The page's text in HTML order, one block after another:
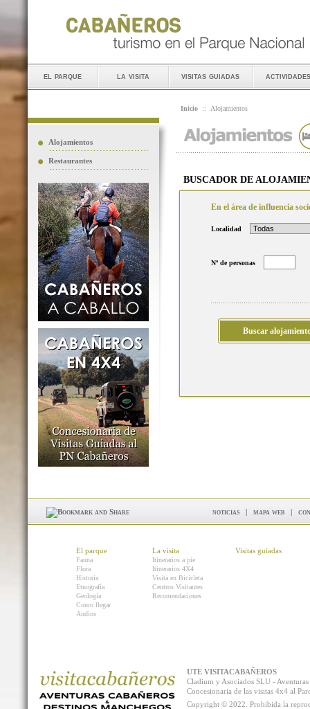
el parque la visita visitas guiadas actividades
Alojamientos
Restaurantes
Inicio :: Alojamientos
BUSCADOR DE
En el área de influencia
Localidad
Nº de personas
noticias | mapa web |
El parque
Fauna
Flora
Historia
Etnografía
Geología
Como llegar
Audios
La visita
Itinerarios a pie
Itinerarios 4X4
Visita en Bicicleta
Centros Visitantes
Recomendaciones
Visitas guiadas
UTE VISITACABAÑEROS
Cladium y Asociados SLU -
Concesionaria de las visitas 4x4 al
Copyright © 2022. Prohibida la